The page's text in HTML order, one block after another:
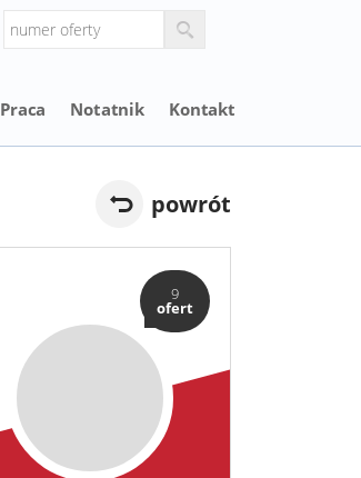
Praca Notatnik Kontakt
powrót
9
ofert